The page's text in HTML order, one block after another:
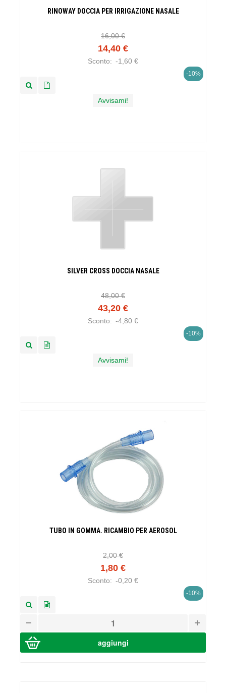
RINOWAY DOCCIA PER IRRIGAZIONE NASALE
16,00 €
14,40 €
Sconto: -1,60 €
-10%
Avvisami!
SILVER CROSS DOCCIA NASALE
48,00 €
43,20 €
Sconto: -4,80 €
-10%
Avvisami!
TUBO IN GOMMA. RICAMBIO PER AEROSOL
2,00 €
1,80 €
Sconto: -0,20 €
-10%